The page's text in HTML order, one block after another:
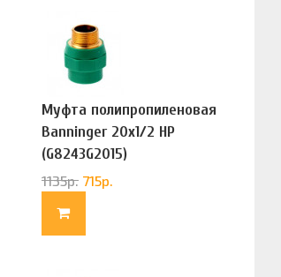
Муфта полипропиленовая
Banninger 20х1/2 НР
(G8243G2015)
1135р. 715р.